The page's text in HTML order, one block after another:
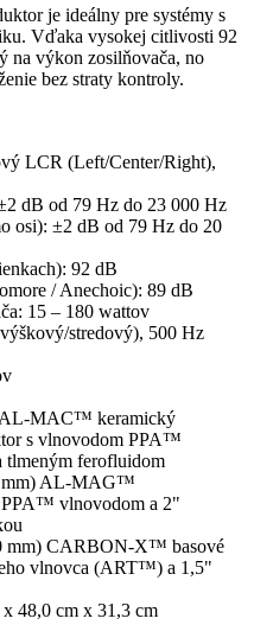
je ideálny pre systémy s
Vďaka vysokej citlivosti 92
na výkon zosilňovača, no
bez straty kontroly.
LCR (Left/Center/Right),
dB od 79 Hz do 23 000 Hz
osi): ±2 dB od 79 Hz do 20
92 dB
/ Anechoic): 89 dB
15 – 180 wattov
stredový), 500 Hz
AL-MAC™ keramický
s vlnovodom PPA™
tlmeným ferofluidom
mm) AL-MAG™
PPA™ vlnovodom a 2"
mm) CARBON-X™ basové
vlnovca (ART™) a 1,5"
48,0 cm x 31,3 cm